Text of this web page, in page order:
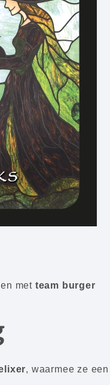
met team burger
, waarmee ze